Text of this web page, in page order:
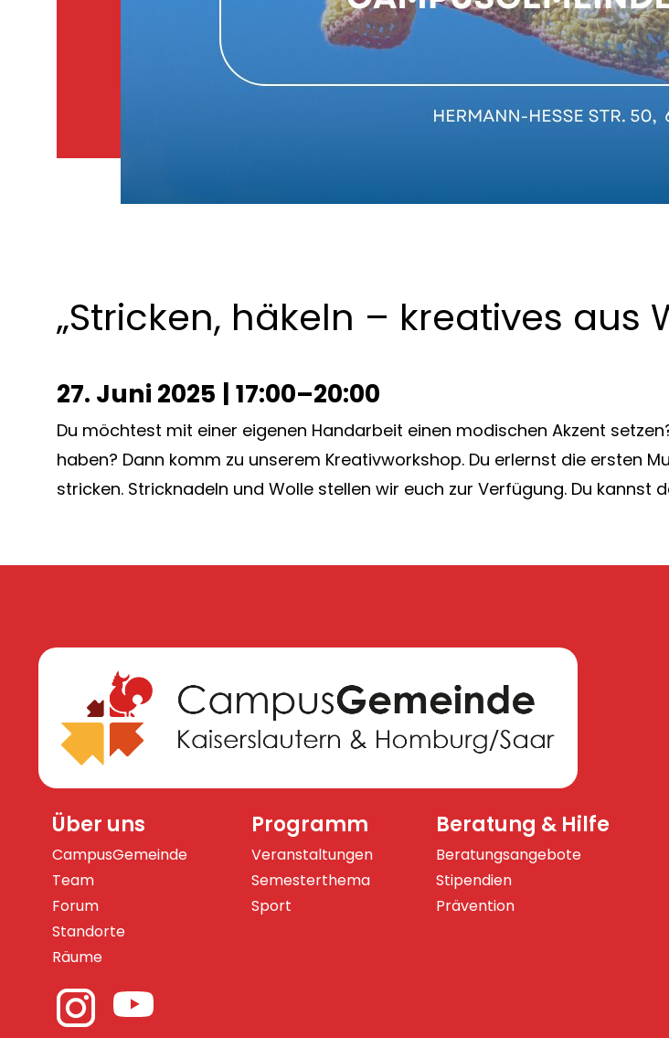
„Stricken, häkeln – kreatives aus
27. Juni 2025 | 17:00–20:00
Du möchtest mit einer eigenen Handarbeit einen modischen Akzent
haben? Dann komm zu unserem Kreativworkshop. Du erlernst die ersten
stricken. Stricknadeln und Wolle stellen wir euch zur Verfügung. Du
Über uns
CampusGemeinde
Team
Forum
Standorte
Räume
Programm
Veranstaltungen
Semesterthema
Sport
Beratung & Hilfe
Beratungsangebote
Stipendien
Prävention